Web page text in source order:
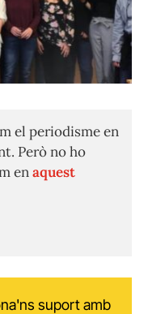
el periodisme en
Però no ho
enaquest
suport amb